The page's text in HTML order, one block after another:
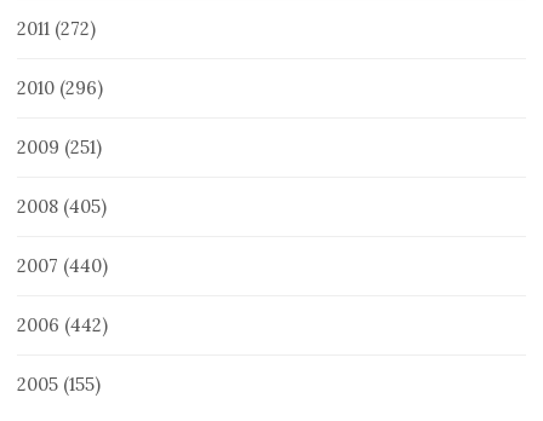
2011 (272)
2010 (296)
2009 (251)
2008 (405)
2007 (440)
2006 (442)
2005 (155)